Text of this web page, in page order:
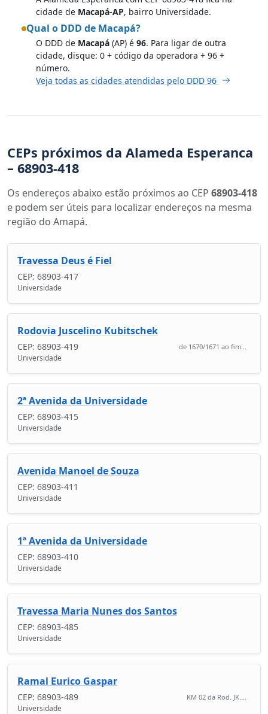
cidade de Macapá-AP, bairro Universidade.
Qual o DDD de Macapá?
O DDD de Macapá (AP) é 96. Para ligar de outra
cidade, disque: 0 + código da operadora + 96 +
número.
Veja todas as cidades atendidas pelo DDD 96
CEPs próximos da Alameda Esperanca
– 68903-418
Os endereços abaixo estão próximos ao CEP 68903-418
e podem ser úteis para localizar endereços na mesma
região do Amapá.
Travessa Deus é Fiel
CEP: 68903-417
Universidade
Rodovia Juscelino Kubitschek
CEP: 68903-419 de 1670/1671 ao fim...
Universidade
2ª Avenida da Universidade
CEP: 68903-415
Universidade
Avenida Manoel de Souza
CEP: 68903-411
Universidade
1ª Avenida da Universidade
CEP: 68903-410
Universidade
Travessa Maria Nunes dos Santos
CEP: 68903-485
Universidade
Ramal Eurico Gaspar
CEP: 68903-489 KM 02 da Rod. JK....
Universidade